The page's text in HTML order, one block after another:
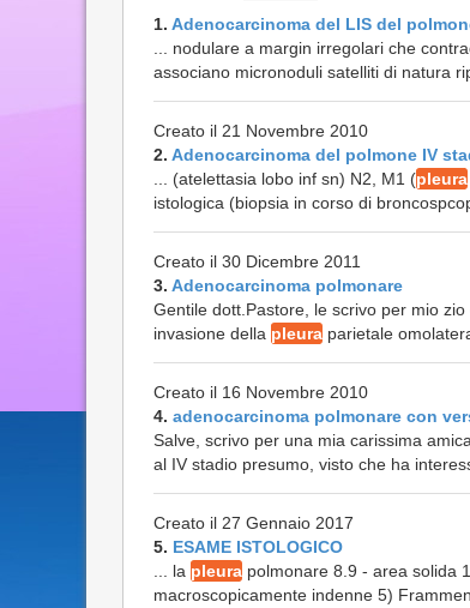
1. Adenocarcinoma del LIS del
... nodulare a margin irregolari che
associano micronoduli satelliti di natura
Creato il 21 Novembre 2010
2. Adenocarcinoma del polmone IV
... (atelettasia lobo inf sn) N2, M1 (pleura
istologica (biopsia in corso di
Creato il 30 Dicembre 2011
3. Adenocarcinoma polmonare
Gentile dott.Pastore, le scrivo per mio
invasione della pleura parietale
Creato il 16 Novembre 2010
4. adenocarcinoma polmonare con
Salve, scrivo per una mia carissima
al IV stadio presumo, visto che ha
Creato il 27 Gennaio 2017
5. ESAME ISTOLOGICO
... la pleura polmonare 8.9 - area solida
macroscopicamente indenne 5)